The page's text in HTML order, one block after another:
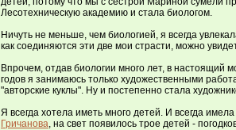
Лесотехническую академию и стала биологом.
Ничуть не меньше, чем биологией, я всегда
как соединяются эти две мои страсти, можно
Впрочем, отдав биологии много лет, в настоящий
годов я занимаюсь только художественными
"авторские куклы". Ну и постепенно стала
Я всегда хотела иметь много детей. И всегда
Гричанова , на свет появилось трое детей -